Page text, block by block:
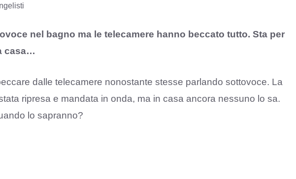
nel bagno ma le telecamere hanno beccato tutto. Sta per
casa…
dalle telecamere nonostante stesse parlando sottovoce. La
ripresa e mandata in onda, ma in casa ancora nessuno lo sa.
lo sapranno?